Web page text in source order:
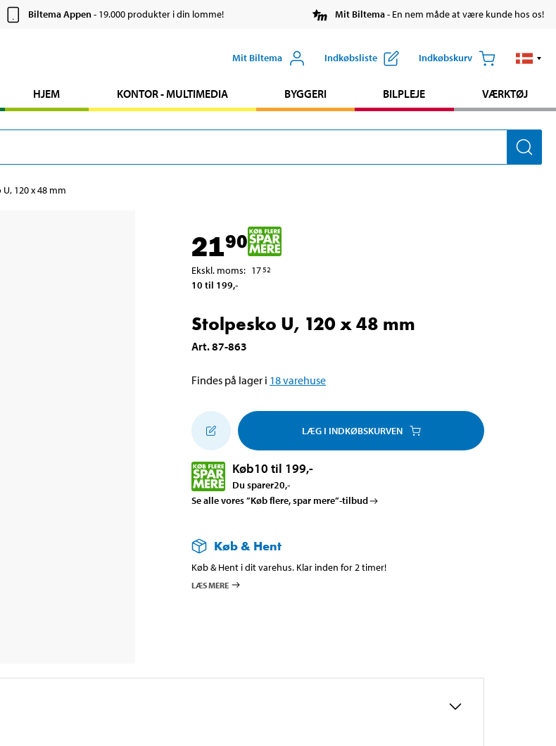
Biltema Appen- 19.000 produkter i din lomme! Mit Biltema- En nem måde at være kunde hos os!
Mit Biltema Indkøbsliste Indkøbskurv
HJEM KONTOR - MULTIMEDIA BYGGERI BILPLEJE VÆRKTØJ
120 x 48 mm
2190
Ekskl. moms: 1752
10 til 199,-
Stolpesko U, 120 x 48 mm
Art.87-863
Findes på lager i 18varehuse
LÆG I INDKØBSKURVEN
Køb10 til 199,-
Du sparer20,-
Se alle vores ”Køb flere, spar mere”-tilbud
Køb & Hent
Køb & Hent i dit varehus. Klar inden for 2 timer!
LÆS MERE